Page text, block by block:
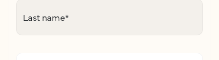
Last name*